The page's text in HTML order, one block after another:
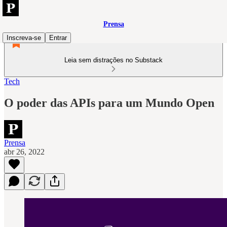
Prensa
Inscreva-se
Entrar
Leia sem distrações no Substack
Tech
O poder das APIs para um Mundo Open
Prensa
abr 26, 2022